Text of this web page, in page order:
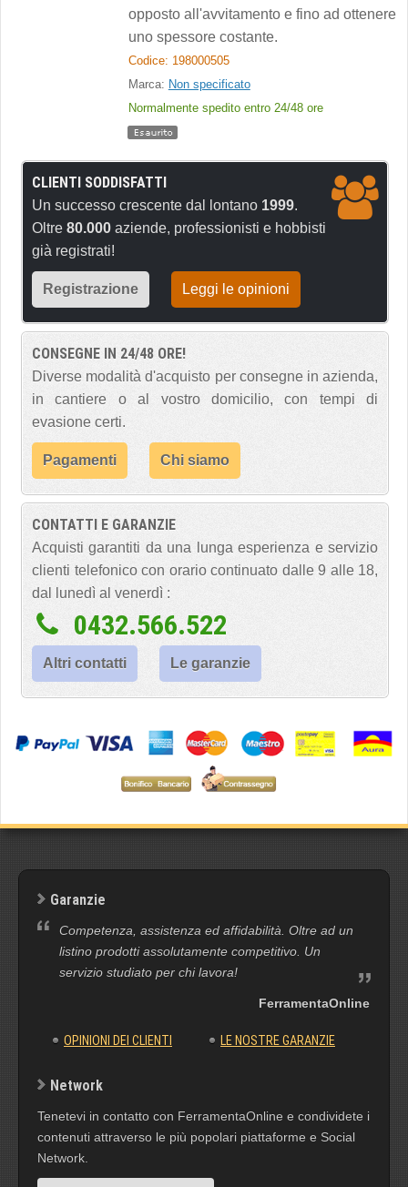
opposto all'avvitamento e fino ad ottenere
uno spessore costante.
Codice: 198000505
Marca: Non specificato
Normalmente spedito entro 24/48 ore
CLIENTI SODDISFATTI
Un successo crescente dal lontano 1999.
Oltre 80.000 aziende, professionisti e hobbisti
già registrati!
Registrazione Leggi le opinioni
CONSEGNE IN 24/48 ORE!
Diverse modalità d'acquisto per consegne in azienda,
in cantiere o al vostro domicilio, con tempi di
evasione certi.
Pagamenti Chi siamo
CONTATTI E GARANZIE
Acquisti garantiti da una lunga esperienza e servizio
clienti telefonico con orario continuato dalle 9 alle 18,
dal lunedì al venerdì :
0432.566.522
Altri contatti Le garanzie
Garanzie
Competenza, assistenza ed affidabilità. Oltre ad un
listino prodotti assolutamente competitivo. Un
servizio studiato per chi lavora!
FerramentaOnline
OPINIONI DEI CLIENTI LE NOSTRE GARANZIE
Network
Tenetevi in contatto con FerramentaOnline e condividete i
contenuti attraverso le più popolari piattaforme e Social
Network.